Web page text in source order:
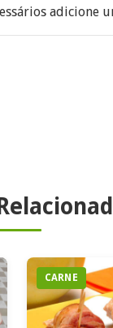
adicione
CARNE